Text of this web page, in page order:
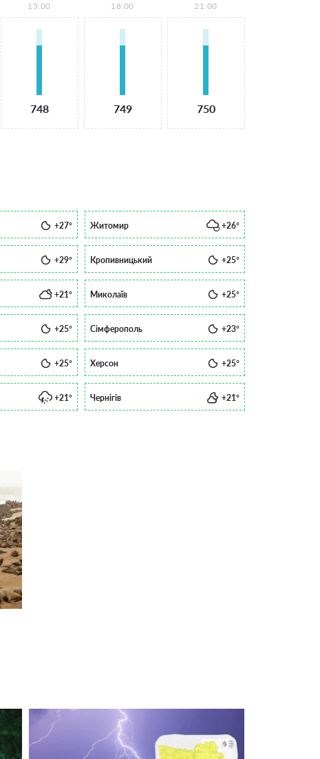
15:00
748
18:00
749
21:00
750
+27° Житомир +26°
+29° Кропивницький +25°
+21° Миколаїв +25°
+25° Сімферополь +23°
+25° Херсон +25°
+21° Чернігів +21°